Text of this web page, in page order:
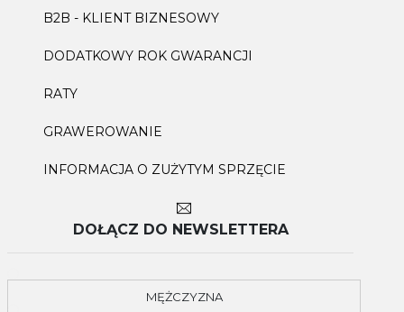
B2B - KLIENT BIZNESOWY
DODATKOWY ROK GWARANCJI
RATY
GRAWEROWANIE
INFORMACJA O ZUŻYTYM SPRZĘCIE
DOŁĄCZ DO NEWSLETTERA
MĘŻCZYZNA